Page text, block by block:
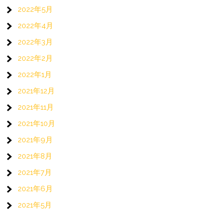
2022年5月
2022年4月
2022年3月
2022年2月
2022年1月
2021年12月
2021年11月
2021年10月
2021年9月
2021年8月
2021年7月
2021年6月
2021年5月